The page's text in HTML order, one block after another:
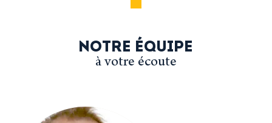
NOTRE ÉQUIPE
à votre écoute